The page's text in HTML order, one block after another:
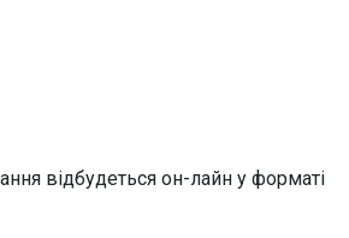
відбудеться он-лайн у форматі